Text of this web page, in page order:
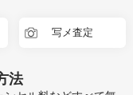
写メ査定
法